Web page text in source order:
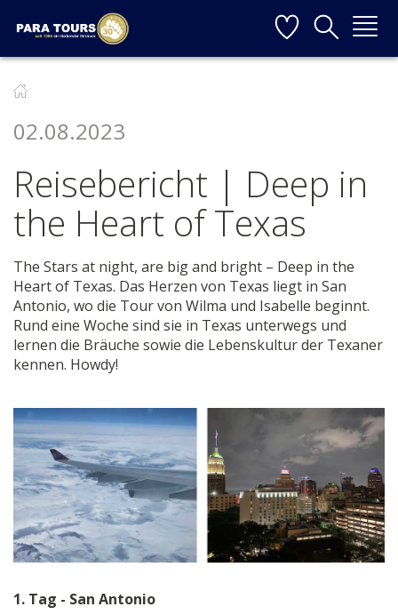
Startseite
Weiter zur Hauptnavigation
Weiter zum Inhalt
Weiter zur Kontaktseite
▼
02.08.2023
Reisebericht | Deep in
the Heart of Texas
The Stars at night, are big and bright – Deep in the
Heart of Texas. Das Herzen von Texas liegt in San
Antonio, wo die Tour von Wilma und Isabelle beginnt.
Rund eine Woche sind sie in Texas unterwegs und
lernen die Bräuche sowie die Lebenskultur der Texaner
kennen. Howdy!
1. Tag - San Antonio